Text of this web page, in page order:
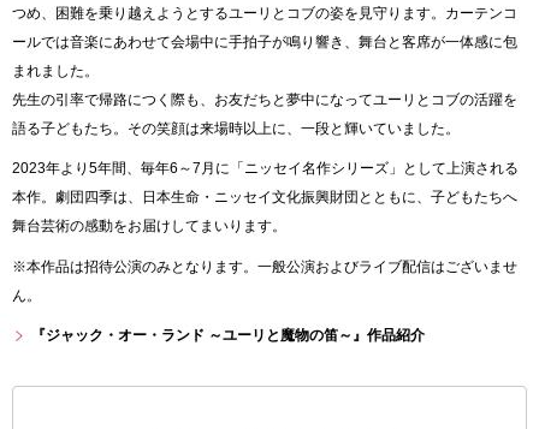
つめ、困難を乗り越えようとするユーリとコブの姿を見守ります。カーテンコ
ールでは音楽にあわせて会場中に手拍子が鳴り響き、舞台と客席が一体感に包
まれました。
先生の引率で帰路につく際も、お友だちと夢中になってユーリとコブの活躍を
語る子どもたち。その笑顔は来場時以上に、一段と輝いていました。
2023年より5年間、毎年6～7月に「ニッセイ名作シリーズ」として上演される
本作。劇団四季は、日本生命・ニッセイ文化振興財団とともに、子どもたちへ
舞台芸術の感動をお届けしてまいります。
※本作品は招待公演のみとなります。一般公演およびライブ配信はございませ
ん。
『ジャック・オー・ランド ～ユーリと魔物の笛～』作品紹介